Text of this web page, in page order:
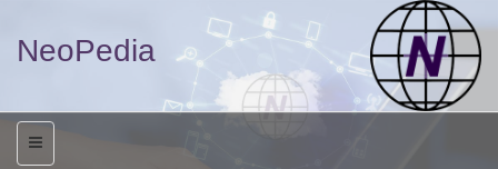
NeoPedia
منو